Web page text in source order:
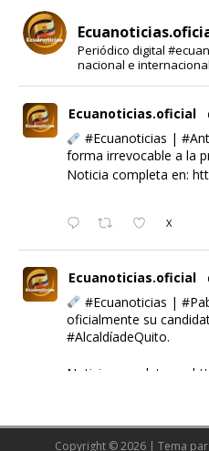
Periódico digital
nacional e
Ecuanoticias.oficial
#Ecuanoticias |
forma irrevocable a la
Noticia completa en:
X
Ecuanoticias.oficial
#Ecuanoticias |
oficialmente su
#AlcaldíadeQuito.
Noticia completa en:
Copyright © 2026 | Tema